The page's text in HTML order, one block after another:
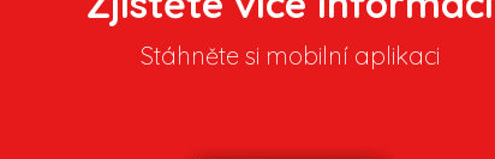
Stáhněte si mobilní aplikaci